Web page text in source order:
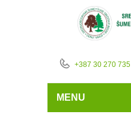
+387 30 270 735
MENU